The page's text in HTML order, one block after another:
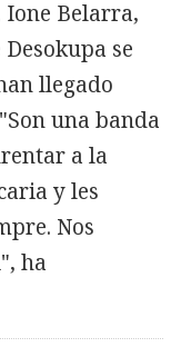
Ione Belarra,
se
llegado
una banda
a la
y les
Nos
ha